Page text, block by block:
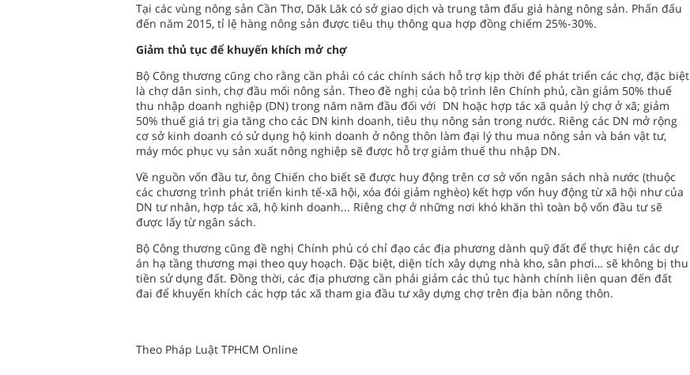
Tại các vùng nông sản Cần Thơ, Dăk Lăk có sở giao dịch và trung tâm đấu giá hàng nông sản. Phấn đấu
đến năm 2015, tỉ lệ hàng nông sản được tiêu thụ thông qua hợp đồng chiếm 25%-30%.
Giảm thủ tục để khuyến khích mở chợ
Bộ Công thương cũng cho rằng cần phải có các chính sách hỗ trợ kịp thời để phát triển các chợ, đặc biệt
là chợ dân sinh, chợ đầu mối nông sản. Theo đề nghị của bộ trình lên Chính phủ, cần giảm 50% thuế
thu nhập doanh nghiệp (DN) trong năm năm đầu đối với DN hoặc hợp tác xã quản lý chợ ở xã; giảm
50% thuế giá trị gia tăng cho các DN kinh doanh, tiêu thụ nông sản trong nước. Riêng các DN mở rộng
cơ sở kinh doanh có sử dụng hộ kinh doanh ở nông thôn làm đại lý thu mua nông sản và bán vật tư,
máy móc phục vụ sản xuất nông nghiệp sẽ được hỗ trợ giảm thuế thu nhập DN.
Về nguồn vốn đầu tư, ông Chiến cho biết sẽ được huy động trên cơ sở vốn ngân sách nhà nước (thuộc
các chương trình phát triển kinh tế-xã hội, xóa đói giảm nghèo) kết hợp vốn huy động từ xã hội như của
DN tư nhân, hợp tác xã, hộ kinh doanh... Riêng chợ ở những nơi khó khăn thì toàn bộ vốn đầu tư sẽ
được lấy từ ngân sách.
Bộ Công thương cũng đề nghị Chính phủ có chỉ đạo các địa phương dành quỹ đất để thực hiện các dự
án hạ tầng thương mại theo quy hoạch. Đặc biệt, diện tích xây dựng nhà kho, sân phơi… sẽ không bị thu
tiền sử dụng đất. Đồng thời, các địa phương cần phải giảm các thủ tục hành chính liên quan đến đất
đai để khuyến khích các hợp tác xã tham gia đầu tư xây dựng chợ trên địa bàn nông thôn.
Theo Pháp Luật TPHCM Online